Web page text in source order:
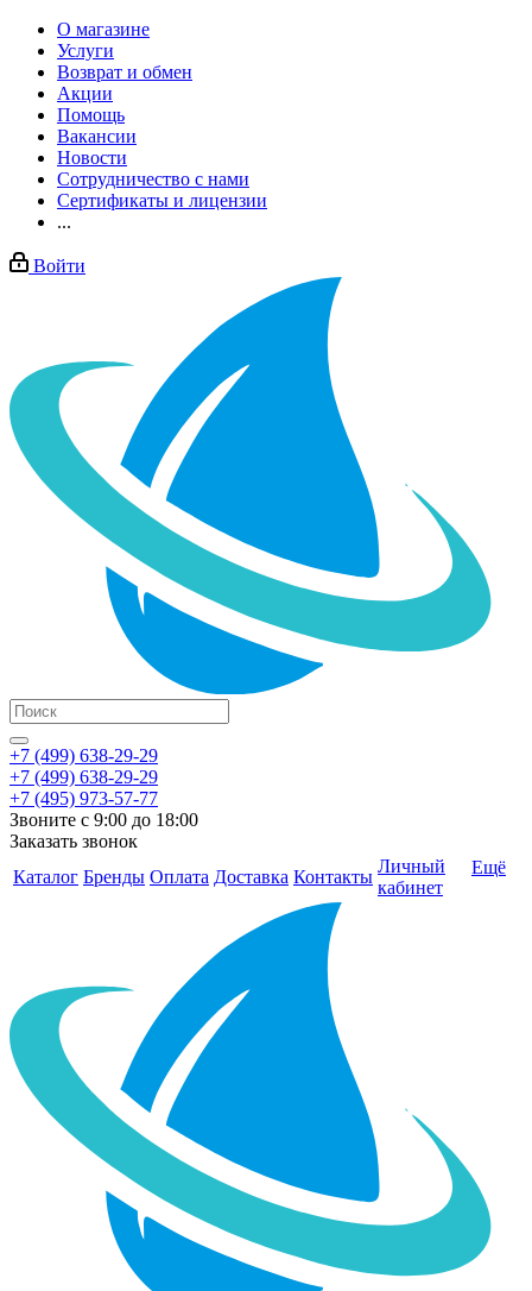
О магазине
Услуги
Возврат и обмен
Акции
Помощь
Вакансии
Новости
Сотрудничество с нами
Сертификаты и лицензии
...
Войти
+7 (499) 638-29-29
+7 (499) 638-29-29
+7 (495) 973-57-77
Звоните с 9:00 до 18:00
Заказать звонок
Каталог Бренды Оплата Доставка Контакты
Личный
кабинет
Ещё